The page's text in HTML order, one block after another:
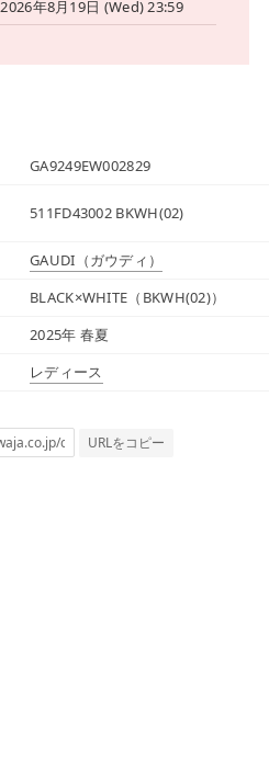
2026年8月19日 (Wed) 23:59
GA9249EW002829
511FD43002 BKWH(02)
GAUDI （ガウディ）
BLACK×WHITE（BKWH(02)）
2025年 春夏
レディース
URLをコピー